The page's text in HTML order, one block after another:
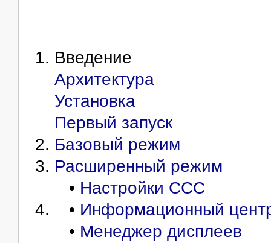
Введение
Архитектура
Установка
Первый запуск
Базовый режим
Расширенный режим
• Настройки ССС
• Информационный
• Менеджер дисплеев